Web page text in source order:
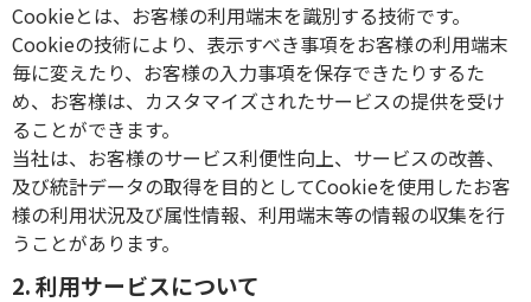
Cookieとは、お客様の利用端末を識別する技術です。
Cookieの技術により、表示すべき事項をお客様の利用端末
毎に変えたり、お客様の入力事項を保存できたりするた
め、お客様は、カスタマイズされたサービスの提供を受け
ることができます。
当社は、お客様のサービス利便性向上、サービスの改善、
及び統計データの取得を目的としてCookieを使用したお客
様の利用状況及び属性情報、利用端末等の情報の収集を行
うことがあります。
2. 利用サービスについて